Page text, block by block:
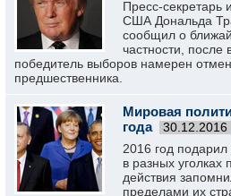
Пресс-секретарь
США Дональда
сообщил о
частности, после
победитель выборов намерен
предшественника.
Мировая
года
30.12.2016
2016 год
в разных уголках
действия
пределами их